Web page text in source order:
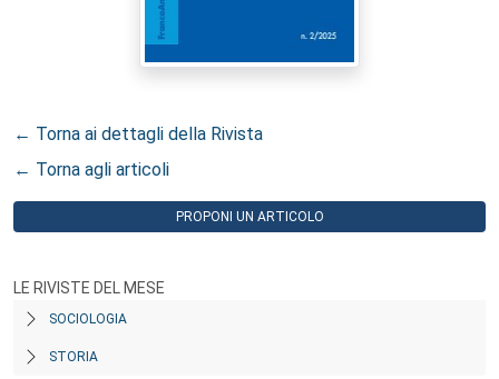
← Torna ai dettagli della Rivista
← Torna agli articoli
PROPONI UN ARTICOLO
LE RIVISTE DEL MESE
SOCIOLOGIA
STORIA